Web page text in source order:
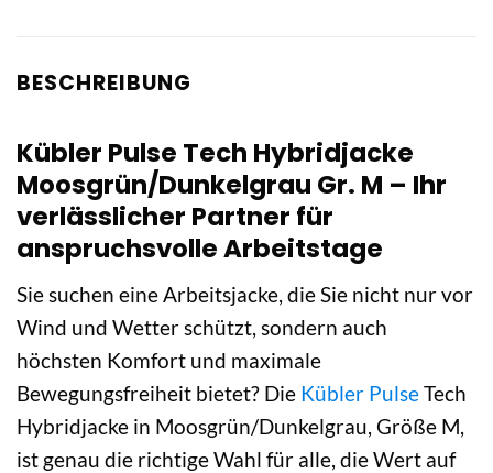
BESCHREIBUNG
Kübler Pulse Tech Hybridjacke
Moosgrün/Dunkelgrau Gr. M – Ihr
verlässlicher Partner für
anspruchsvolle Arbeitstage
Sie suchen eine Arbeitsjacke, die Sie nicht nur vor
Wind und Wetter schützt, sondern auch
höchsten Komfort und maximale
Bewegungsfreiheit bietet? Die Kübler PulseTech
Hybridjacke in Moosgrün/Dunkelgrau, Größe M,
ist genau die richtige Wahl für alle, die Wert auf